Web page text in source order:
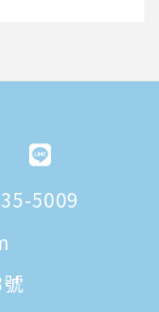
5009